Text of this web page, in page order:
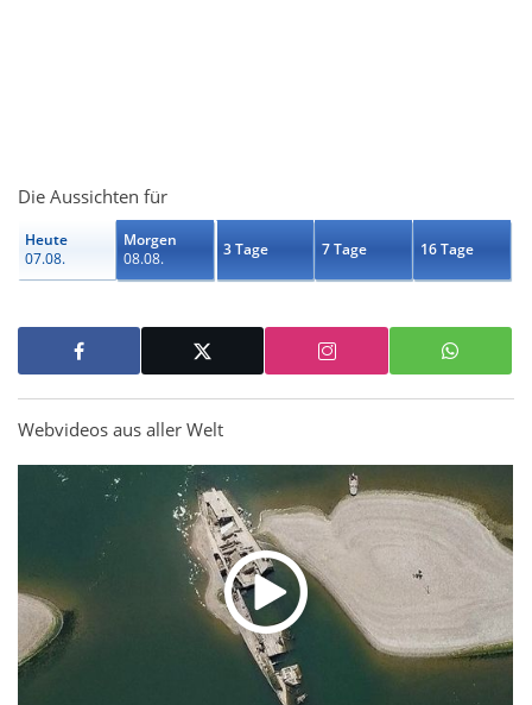
Die Aussichten für
Heute
07.08.
Morgen
08.08.
3 Tage 7 Tage 16 Tage
Webvideos aus aller Welt